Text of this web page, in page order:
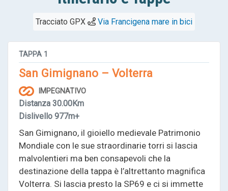
Tracciato GPX Via Francigena mare in bici
TAPPA 1
San Gimignano – Volterra
IMPEGNATIVO
Distanza 30.00Km
Dislivello 977m+
San Gimignano, il gioiello medievale Patrimonio
Mondiale con le sue straordinarie torri si lascia
malvolentieri ma ben consapevoli che la
destinazione della tappa è l’altrettanto magnifica
Volterra. Si lascia presto la SP69 e ci si immette